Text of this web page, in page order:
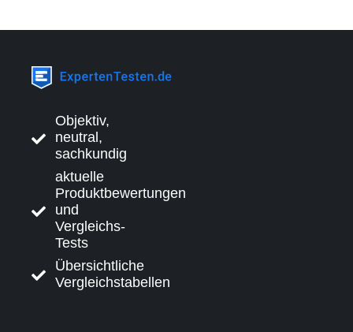
Objektiv,
neutral,
sachkundig
aktuelle
Produktbewertungen
und
Vergleichs-
Tests
Übersichtliche
Vergleichstabellen